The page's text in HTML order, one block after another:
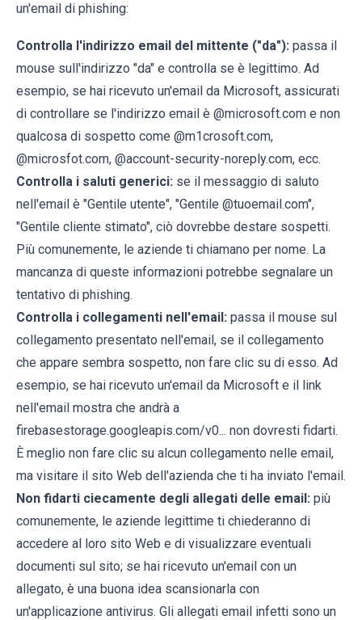
un'email di phishing:
Controlla l'indirizzo email del mittente ("da"): passa il
mouse sull'indirizzo "da" e controlla se è legittimo. Ad
esempio, se hai ricevuto un'email da Microsoft, assicurati
di controllare se l'indirizzo email è @microsoft.com e non
qualcosa di sospetto come @m1crosoft.com,
@microsfot.com, @account-security-noreply.com, ecc.
Controlla i saluti generici: se il messaggio di saluto
nell'email è "Gentile utente", "Gentile @tuoemail.com",
"Gentile cliente stimato", ciò dovrebbe destare sospetti.
Più comunemente, le aziende ti chiamano per nome. La
mancanza di queste informazioni potrebbe segnalare un
tentativo di phishing.
Controlla i collegamenti nell'email: passa il mouse sul
collegamento presentato nell'email, se il collegamento
che appare sembra sospetto, non fare clic su di esso. Ad
esempio, se hai ricevuto un'email da Microsoft e il link
nell'email mostra che andrà a
firebasestorage.googleapis.com/v0... non dovresti fidarti.
È meglio non fare clic su alcun collegamento nelle email,
ma visitare il sito Web dell'azienda che ti ha inviato l'email.
Non fidarti ciecamente degli allegati delle email: più
comunemente, le aziende legittime ti chiederanno di
accedere al loro sito Web e di visualizzare eventuali
documenti sul sito; se hai ricevuto un'email con un
allegato, è una buona idea scansionarla con
un'applicazione antivirus. Gli allegati email infetti sono un